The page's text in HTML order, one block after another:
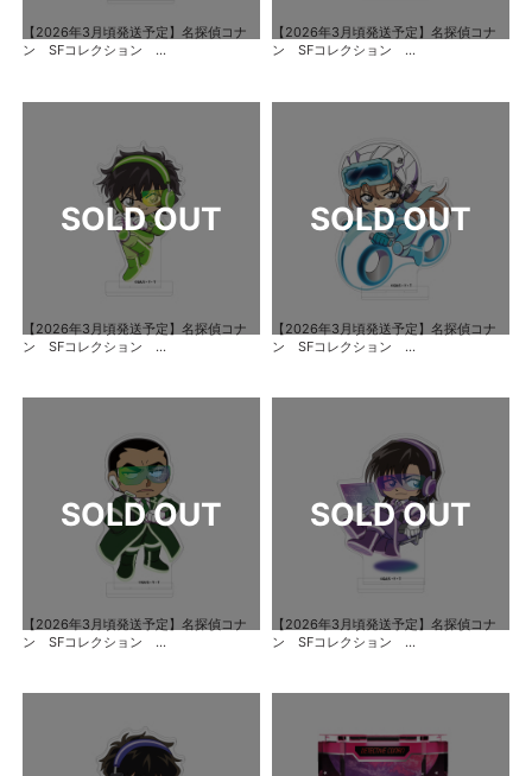
【2026年3月頃発送予定】名探偵コナ
ン SFコレクション ...
【2026年3月頃発送予定】名探偵コナ
ン SFコレクション ...
【2026年3月頃発送予定】名探偵コナ
ン SFコレクション ...
【2026年3月頃発送予定】名探偵コナ
ン SFコレクション ...
【2026年3月頃発送予定】名探偵コナ
ン SFコレクション ...
【2026年3月頃発送予定】名探偵コナ
ン SFコレクション ...